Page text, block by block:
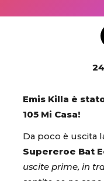
Emis Killa è
105 Mi Casa!
Da poco è uscita
Supereroe Bat
uscite prime, in